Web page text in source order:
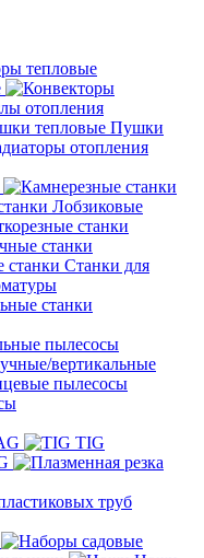
тепловые
отопления
Пушки
отопления
Лобзиковые
станки
станки
станки Станки для
станки
пылесосы
вертикальные
пылесосы
TIG
труб